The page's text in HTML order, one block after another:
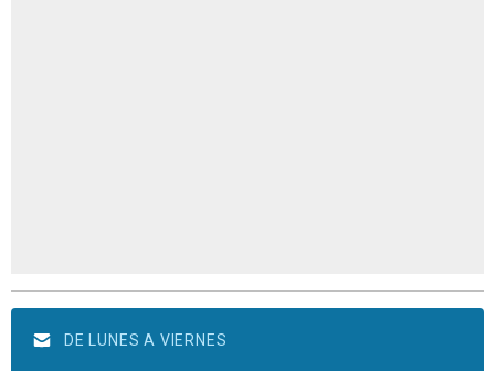
DE LUNES A VIERNES